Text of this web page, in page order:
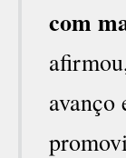
com
avanço